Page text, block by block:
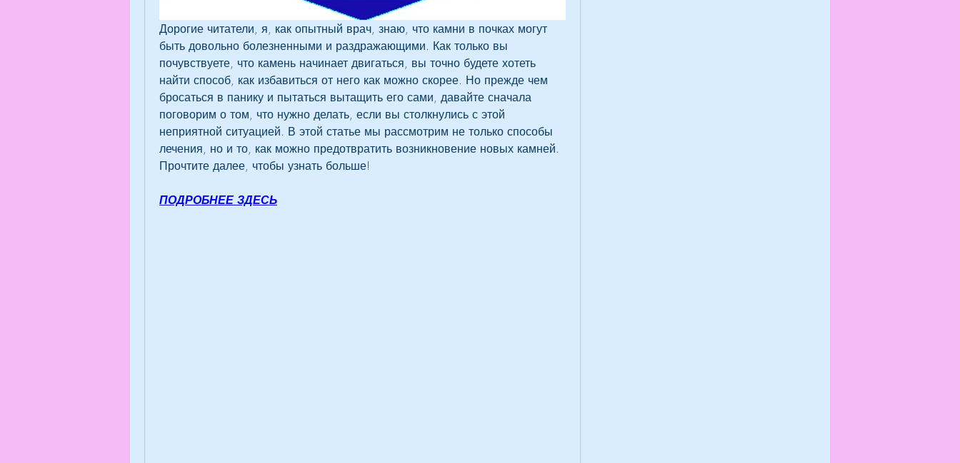
Дорогие читатели, я, как опытный врач, знаю, что камни в почках могут
быть довольно болезненными и раздражающими. Как только вы
почувствуете, что камень начинает двигаться, вы точно будете хотеть
найти способ, как избавиться от него как можно скорее. Но прежде чем
бросаться в панику и пытаться вытащить его сами, давайте сначала
поговорим о том, что нужно делать, если вы столкнулись с этой
неприятной ситуацией. В этой статье мы рассмотрим не только способы
лечения, но и то, как можно предотвратить возникновение новых камней.
Прочтите далее, чтобы узнать больше!
ПОДРОБНЕЕ ЗДЕСЬ